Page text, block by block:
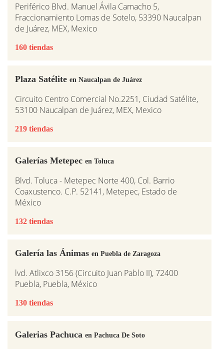
Periférico Blvd. Manuel Ávila Camacho 5,
Fraccionamiento Lomas de Sotelo, 53390 Naucalpan
de Juárez, MEX, Mexico
160 tiendas
Plaza Satélite en Naucalpan de Juárez
Circuito Centro Comercial No.2251, Ciudad Satélite,
53100 Naucalpan de Juárez, MEX, Mexico
219 tiendas
Galerías Metepec en Toluca
Blvd. Toluca - Metepec Norte 400, Col. Barrio
Coaxustenco. C.P. 52141, Metepec, Estado de
México
132 tiendas
Galería las Ánimas en Puebla de Zaragoza
lvd. Atlixco 3156 (Circuito Juan Pablo II), 72400
Puebla, Puebla, México
130 tiendas
Galerias Pachuca en Pachuca De Soto